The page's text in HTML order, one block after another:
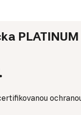
PLATINUM